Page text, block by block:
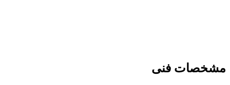
مشخصات فنی